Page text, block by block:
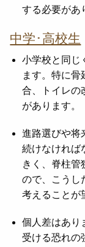
する必要があ
中学･高校生
小学校と同じ
ます。特に
合、トイレの
があります。
進路選びや将
続けなければ
きく、脊柱管
ので、こうし
考えることが
個人差はあり
受ける恐れの